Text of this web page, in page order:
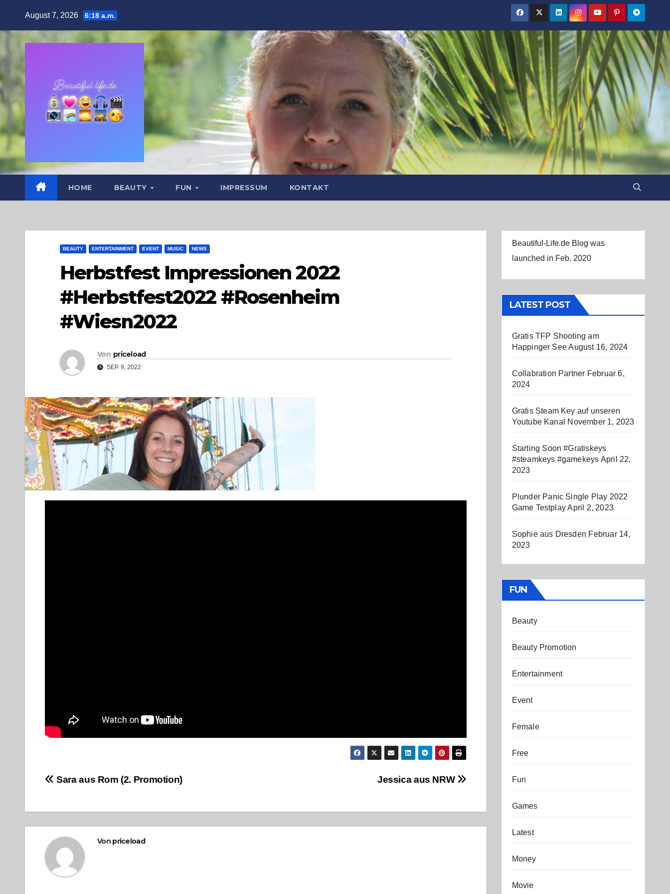
springen
August 7, 2026 6:18 a.m.
HOME BEAUTY FUN IMPRESSUM KONTAKT
BEAUTY ENTERTAINMENT EVENT MUSIC NEWS
Herbstfest Impressionen 2022
#Herbstfest2022 #Rosenheim
#Wiesn2022
Von priceload
SEP. 9, 2022
Beitragsnavigation Jessica aus NRW
Sara aus Rom (2. Promotion)
Von priceload
Beautiful-Life.de Blog was
launched in Feb. 2020
LATEST POST
Gratis TFP Shooting am
Happinger SeeAugust 16, 2024
Collabration Partner Februar 6,
2024
Gratis Steam Key auf unseren
Youtube Kanal
November 1, 2023
Starting Soon #Gratiskeys
#steamkeys #gamekeys April 22,
2023
Plunder Panic Single Play 2022
Game TestplayApril 2, 2023
Sophie aus Dresden Februar 14,
2023
FUN
Beauty
Beauty Promotion
Entertainment
Event
Female
Free
Fun
Games
Latest
Money
Movie